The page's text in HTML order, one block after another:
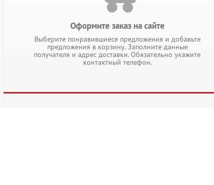
Оформите заказ на сайте
Выберите понравившиеся предложения и добавьте
предложения в корзину. Заполните данные
получателя и адрес доставки. Обязательно укажите
контактный телефон.